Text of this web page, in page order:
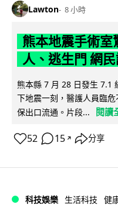
Lawton 8 小時
熊本地震手術室
人、逃生門 網
熊本縣 7 月 28 日發生 7.1
下地震一刻，醫護人員臨
保出口流通。片段...
閱讀
52 15 ↗ 分享
科技娛樂 生活科技 健